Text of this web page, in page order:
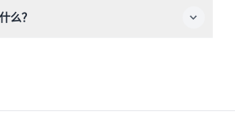
会有变动——请在预订时确认）。
么？